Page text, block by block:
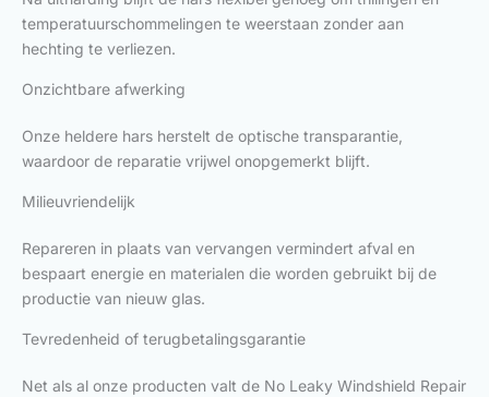
temperatuurschommelingen te weerstaan zonder aan
hechting te verliezen.
Onzichtbare afwerking
Onze heldere hars herstelt de optische transparantie,
waardoor de reparatie vrijwel onopgemerkt blijft.
Milieuvriendelijk
Repareren in plaats van vervangen vermindert afval en
bespaart energie en materialen die worden gebruikt bij de
productie van nieuw glas.
Tevredenheid of terugbetalingsgarantie
Net als al onze producten valt de No Leaky Windshield Repair